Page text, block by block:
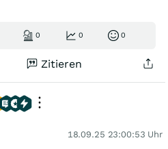
0 0 0
Zitieren
18.09.25 23:00:53 Uhr